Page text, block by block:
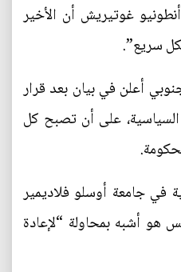
غوتيريش أن الأخير
سريع”.
أعلن في بيان بعد قرار
على أن تصبح كل
في جامعة أوسلو فلاديمير
هو أشبه بمحاولة “لإعادة